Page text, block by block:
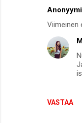
Anonyymi
Viimeinen
VASTAA